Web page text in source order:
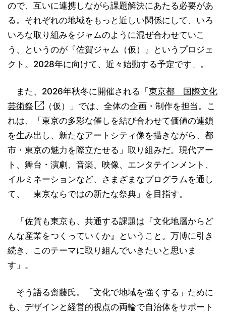
ので、互いに連携しながら課題解決にあたる必要があ
る。それぞれの地域をもっと近しい関係にして、いろ
いろな取り組みをジャムのように混ぜ合わせていこ
う、というのが『佐賀ジャム（仮）』というプロジェ
クト。2028年に向けて、近々始動する予定です」。
また、2026年秋冬に開催される「 東京都 国際文化
芸術祭
（仮）」では、全体の企画・制作を担当。こ
れは、「東京の多彩な催しを結び合わせて価値の連鎖
を生み出し、新たなアートシティ像を描きながら、都
市・東京の魅力を際立たせる」取り組みだ。現代アー
ト、舞台・演劇、音楽、映像、エンタテインメント、
イルミネーションなど、さまざまなプログラムを通し
て、「東京ならではの新たな祭典」を目指す。
「佐賀も東京も、共通する課題は『文化地層からど
んな産業をつくっていくか』ということ。万博に引き
続き、このテーマに取り組んでいきたいと思いま
す」。
そう語る齋藤氏。「文化で地域を強くする」ために
も、デザインと経営的視点の両輪で自治体をサポート